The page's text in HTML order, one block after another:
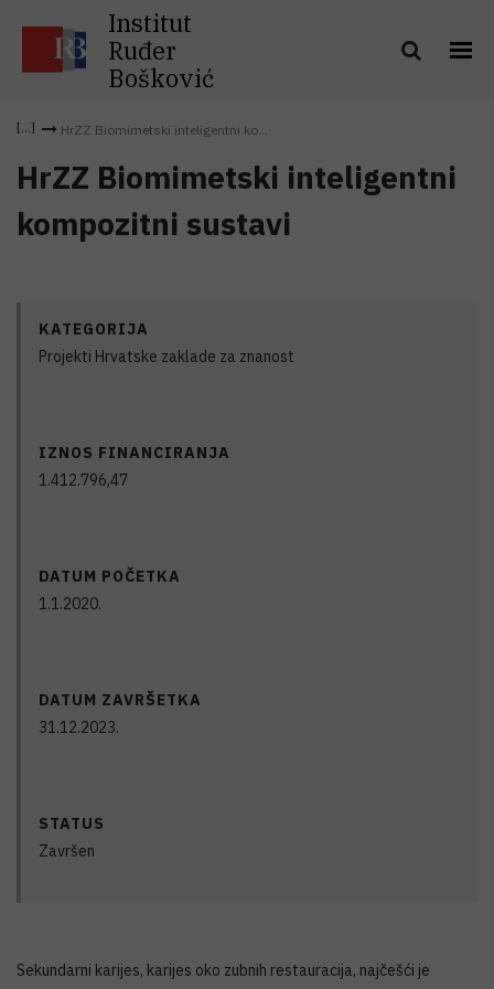
Institut
Ruđer
Bošković
HrZZ Biomimetski inteligentni ko...
HrZZ Biomimetski inteligentni
kompozitni sustavi
KATEGORIJA
Projekti Hrvatske zaklade za znanost
IZNOS FINANCIRANJA
1.412.796,47
DATUM POČETKA
1.1.2020.
DATUM ZAVRŠETKA
31.12.2023.
STATUS
Završen
Sekundarni karijes, karijes oko zubnih restauracija, najčešći je